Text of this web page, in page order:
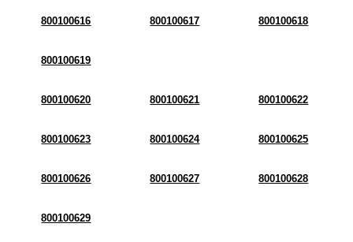
800100616 800100617 800100618
800100619
800100620 800100621 800100622
800100623 800100624 800100625
800100626 800100627 800100628
800100629